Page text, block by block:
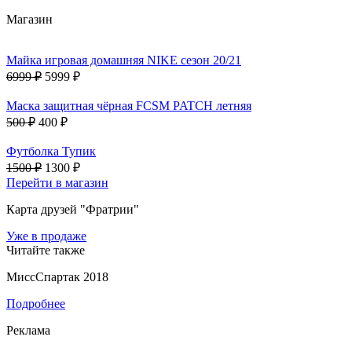
Магазин
Майка игровая домашняя NIKE сезон 20/21
6999 ₽ 5999 ₽
Маска защитная чёрная FCSM PATCH летняя
500 ₽ 400 ₽
Футболка Тупик
1500 ₽ 1300 ₽
Перейти в магазин
Карта друзей "Фратрии"
Уже в продаже
Читайте также
МиссСпартак 2018
Подробнее
Реклама